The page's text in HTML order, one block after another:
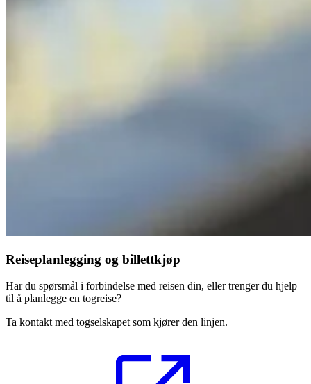
Reiseplanlegging og billettkjøp
Har du spørsmål i forbindelse med reisen din, eller trenger du hjelp
til å planlegge en togreise?
Ta kontakt med togselskapet som kjører den linjen.